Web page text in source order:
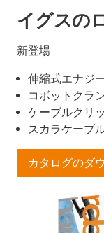
イグスの
新登場
伸縮式エナジ
コボットクラ
ケーブルクリ
スカラケーブ
カタログのダ